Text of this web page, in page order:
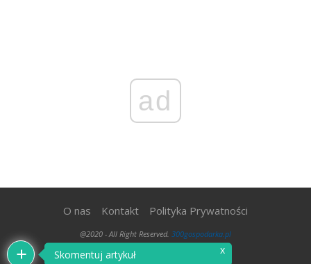
ad
O nas Kontakt Polityka Prywatności
@2020 - All Right Reserved. 300gospodarka.pl
Skomentuj artykuł x